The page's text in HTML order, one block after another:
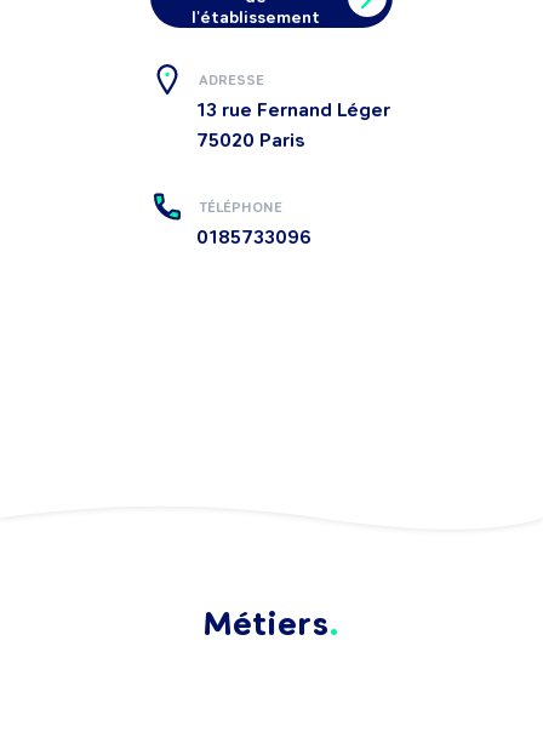
l'établissement
ADRESSE
13 rue Fernand Léger
75020 Paris
TÉLÉPHONE
0185733096
Métiers